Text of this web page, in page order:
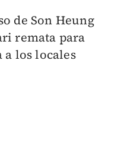
de Son Heung
remata para
a los locales